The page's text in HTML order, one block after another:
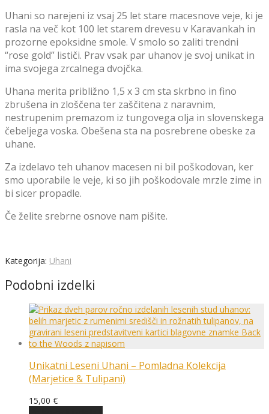
Uhani so narejeni iz vsaj 25 let stare macesnove veje, ki je
rasla na več kot 100 let starem drevesu v Karavankah in
prozorne epoksidne smole. V smolo so zaliti trendni
“rose gold” lističi. Prav vsak par uhanov je svoj unikat in
ima svojega zrcalnega dvojčka.
Uhana merita približno 1,5 x 3 cm sta skrbno in fino
zbrušena in zloščena ter zaščitena z naravnim,
nestrupenim premazom iz tungovega olja in slovenskega
čebeljega voska. Obešena sta na posrebrene obeske za
uhane.
Za izdelavo teh uhanov macesen ni bil poškodovan, ker
smo uporabile le veje, ki so jih poškodovale mrzle zime in
bi sicer propadle.
Če želite srebrne osnove nam pišite.
Kategorija: Uhani
Podobni izdelki
Unikatni Leseni Uhani – Pomladna Kolekcija
(Marjetice & Tulipani)
15,00 €